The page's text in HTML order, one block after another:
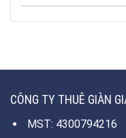
CÔNG TY THUÊ GIÀN
MST: 4300794216